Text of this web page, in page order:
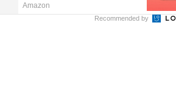
Amazon
Recommended by